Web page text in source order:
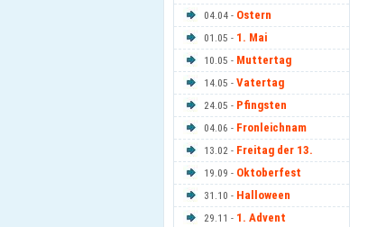
04.04 - Ostern
01.05 - 1. Mai
10.05 - Muttertag
14.05 - Vatertag
24.05 - Pfingsten
04.06 - Fronleichnam
13.02 - Freitag der 13.
19.09 - Oktoberfest
31.10 - Halloween
29.11 - 1. Advent